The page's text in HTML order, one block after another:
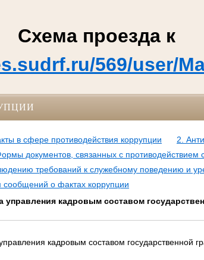
Схема проезда к
569/user/
в сфере противодействия коррупции 2.
документов, связанных с противодействием
требований к служебному поведению и
сообщений о фактах коррупции
управления кадровым составом
кадровым составом государственной